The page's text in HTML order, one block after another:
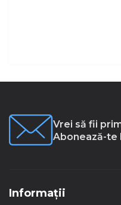
Vrei să fii
Abonează-te
Informații